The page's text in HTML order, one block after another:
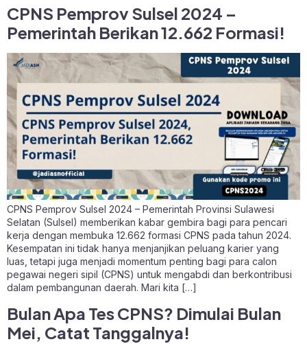
CPNS Pemprov Sulsel 2024 –
Pemerintah Berikan 12.662 Formasi!
CPNS Pemprov Sulsel 2024 – Pemerintah Provinsi Sulawesi
Selatan (Sulsel) memberikan kabar gembira bagi para pencari
kerja dengan membuka 12.662 formasi CPNS pada tahun 2024.
Kesempatan ini tidak hanya menjanjikan peluang karier yang
luas, tetapi juga menjadi momentum penting bagi para calon
pegawai negeri sipil (CPNS) untuk mengabdi dan berkontribusi
dalam pembangunan daerah. Mari kita […]
Bulan Apa Tes CPNS? Dimulai Bulan
Mei, Catat Tanggalnya!